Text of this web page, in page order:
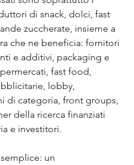
di snack, dolci, fast
zuccherate, insieme a
che ne beneficia: fornitori
e additivi, packaging e
fast food,
lobby,
di categoria, front groups,
della ricerca finanziati
e investitori.
un